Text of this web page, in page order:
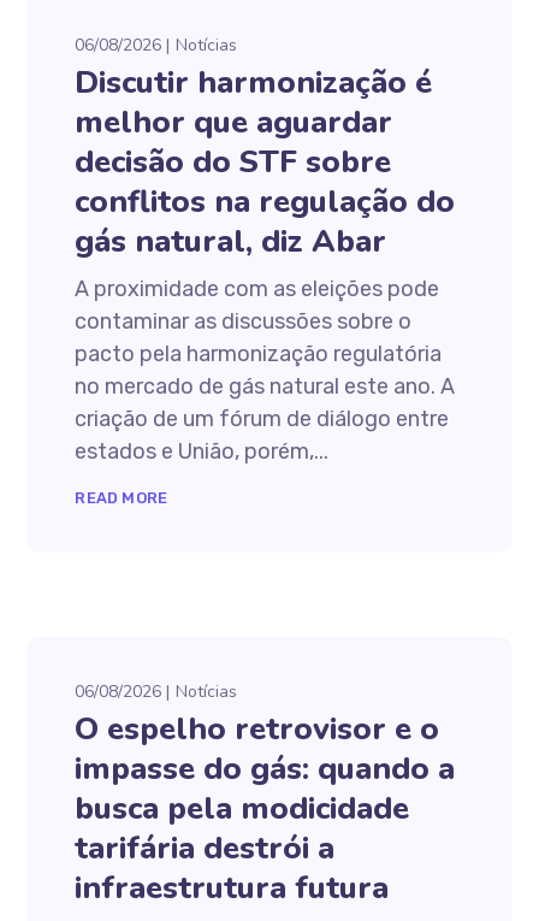
06/08/2026 Notícias
Discutir harmonização é
melhor que aguardar
decisão do STF sobre
conflitos na regulação do
gás natural, diz Abar
A proximidade com as eleições pode
contaminar as discussões sobre o
pacto pela harmonização regulatória
no mercado de gás natural este ano. A
criação de um fórum de diálogo entre
estados e União, porém,...
READ MORE
06/08/2026 Notícias
O espelho retrovisor e o
impasse do gás: quando a
busca pela modicidade
tarifária destrói a
infraestrutura futura